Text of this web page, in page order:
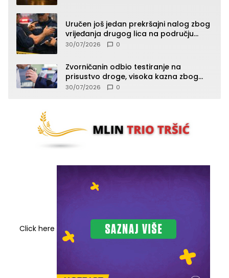
Uručen još jedan prekršajni nalog zbog
vrijeđanja drugog lica na području
Zvornika
30/07/2026 0
Zvorničanin odbio testiranje na
prisustvo droge, visoka kazna zbog
kršenja Zakona o osnovama
30/07/2026 0
Click here